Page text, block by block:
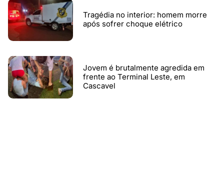
Tragédia no interior: homem morre
após sofrer choque elétrico
Jovem é brutalmente agredida em
frente ao Terminal Leste, em
Cascavel